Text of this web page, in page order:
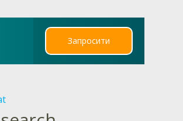
Запросити